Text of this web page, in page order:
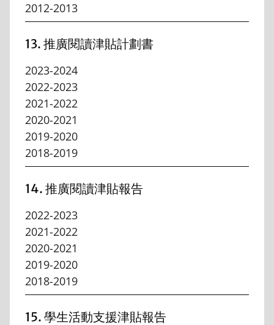
2012-2013
13. 推廣閱讀津貼計劃書
2023-2024
2022-2023
2021-2022
2020-2021
2019-2020
2018-2019
14. 推廣閱讀津貼報告
2022-2023
2021-2022
2020-2021
2019-2020
2018-2019
15. 學生活動支援津貼報告